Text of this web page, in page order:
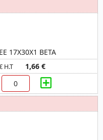
17X30X1 BETA
H.T 1,66 €